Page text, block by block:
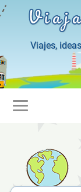
Viajes,